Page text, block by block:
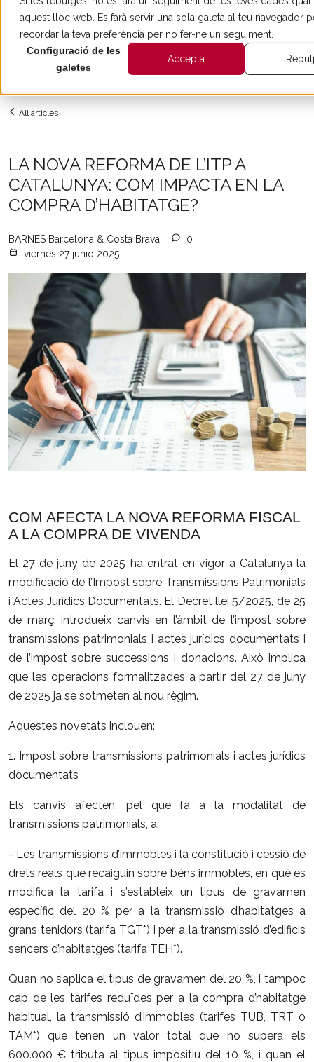
aquest lloc web. Es farà servir una sola galeta al teu navegador
recordar la teva preferència per no fer-ne un seguiment.
Configuració de les
galetes
Accepta
All articles
LA NOVA REFORMA DE L’ITP A
CATALUNYA: COM IMPACTA EN LA
COMPRA D’HABITATGE?
BARNES Barcelona & Costa Brava
0
viernes 27 junio 2025
COM AFECTA LA NOVA REFORMA FISCAL
A LA COMPRA DE VIVENDA
El 27 de juny de 2025 ha entrat en vigor a Catalunya la
modificació de l’Impost sobre Transmissions Patrimonials
i Actes Jurídics Documentats. El Decret llei 5/2025, de 25
de març, introdueix canvis en l’àmbit de l’impost sobre
transmissions patrimonials i actes jurídics documentats i
de l’impost sobre successions i donacions.Això implica
que les operacions formalitzades a partir del 27 de juny
de 2025 ja se sotmeten al nou règim.
Aquestes novetats inclouen:
1. Impost sobre transmissions patrimonials i actes jurídics
documentats
Els canvis afecten, pel que fa a la modalitat de
transmissions patrimonials, a:
- Les transmissions d’immobles i la constitució i cessió de
drets reals que recaiguin sobre béns immobles, en què es
modifica la tarifa i s’estableix un tipus de gravamen
específic del 20 % per a la transmissió d’habitatges a
grans tenidors (tarifa TGT*) i per a la transmissió d’edificis
sencers d’habitatges (tarifa TEH*).
Quan no s’aplica el tipus de gravamen del 20 %, i tampoc
cap de les tarifes reduïdes per a la compra d’habitatge
habitual, la transmissió d’immobles (tarifes TUB, TRT o
TAM*) que tenen un valor total que no supera els
600.000 € tributa al tipus impositiu del 10 %, i quan el